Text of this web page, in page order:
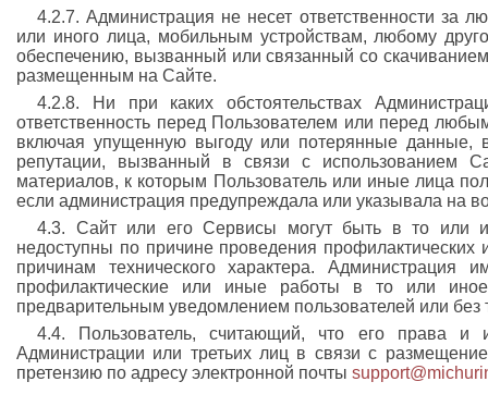
4.2.7. Администрация не несет ответственности за
или иного лица, мобильным устройствам, любому
обеспечению, вызванный или связанный со
размещенным на Сайте.
4.2.8. Ни при каких обстоятельствах
ответственность перед Пользователем или перед
включая упущенную выгоду или потерянные данные,
репутации, вызванный в связи с использованием
материалов, к которым Пользователь или иные лица
если администрация предупреждала или указывала на
4.3. Сайт или его Сервисы могут быть в то или
недоступны по причине проведения
причинам технического характера. Администрация
профилактические или иные работы в то или
предварительным уведомлением пользователей или без
4.4. Пользователь, считающий, что его права и
Администрации или третьих лиц в связи с
претензию по адресу электронной почты